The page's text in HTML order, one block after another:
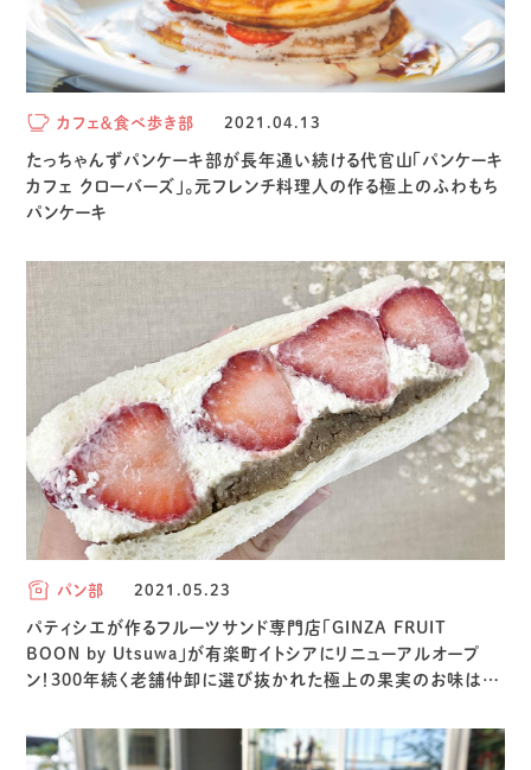
カフェ＆食べ歩き部 2021.04.13
たっちゃんずパンケーキ部が長年通い続ける代官山「パンケーキ
カフェ クローバーズ」。元フレンチ料理人の作る極上のふわもち
パンケーキ
パン部 2021.05.23
パティシエが作るフルーツサンド専門店「GINZA FRUIT
BOON by Utsuwa」が有楽町イトシアにリニューアルオープ
ン！300年続く老舗仲卸に選び抜かれた極上の果実のお味は…